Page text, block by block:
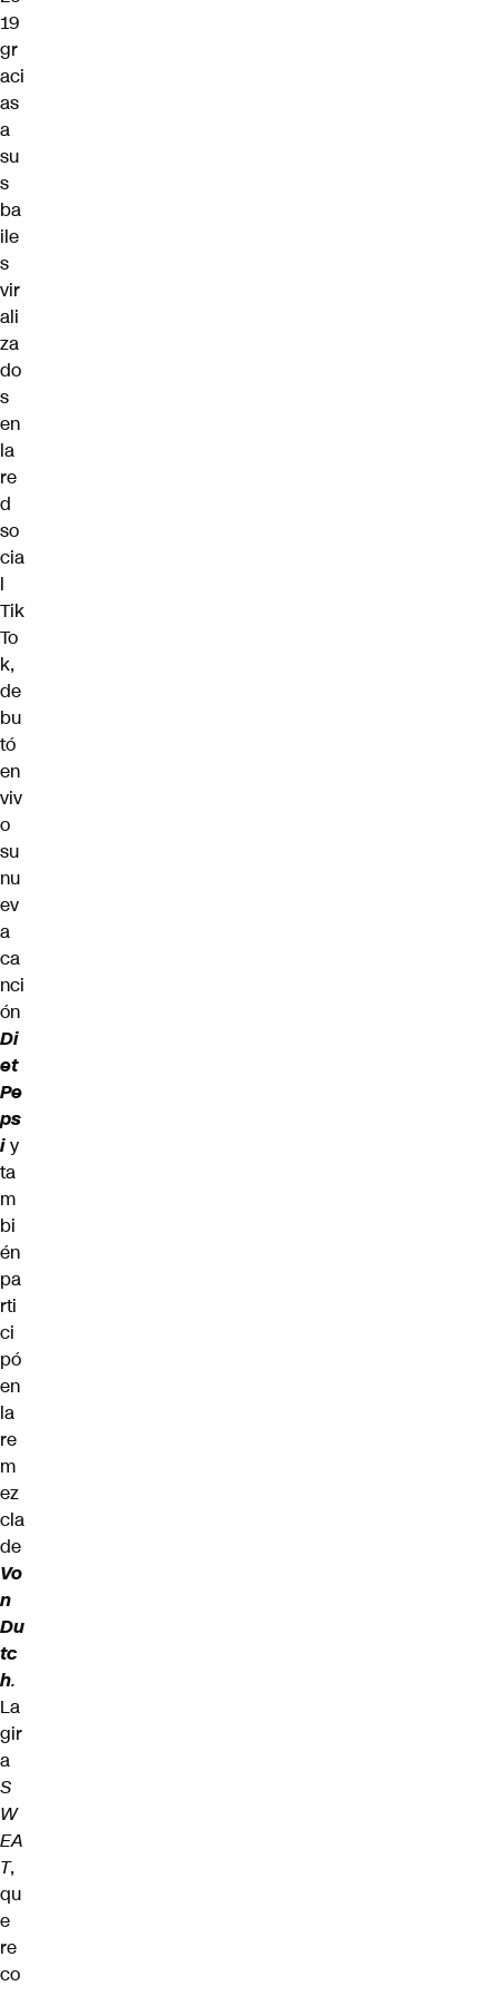
19
gr
aci
as
a
su
s
ba
ile
s
vir
ali
za
do
s
en
la
re
d
so
cia
l
Tik
To
k,
de
bu
tó
en
viv
o
su
nu
ev
a
ca
nci
ón
Di
et
Pe
ps
iy
ta
m
bi
én
pa
rti
ci
pó
en
la
re
m
ez
cla
de
Vo
n
Du
tc
h.
La
gir
a
S
W
EA
T,
qu
e
re
co